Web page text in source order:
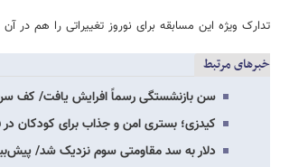
تدارک ویژه این مسابقه برای نوروز تغییراتی را هم در
خبرهای مرتبط
سن بازنشستگی رسماً افرایش یافت/ کف
کیدزی؛ بستری امن و جذاب برای کودکان
دلار به سد مقاومتی سوم نزدیک شد/